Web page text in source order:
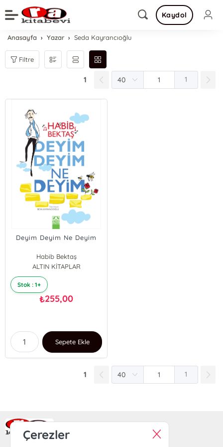
Kaydol
Anasayfa Yazar Seda Kayrancıoğlu
Filtre
1 1
Deyim Deyim Ne Deyim
Habib Bektaş
ALTIN KİTAPLAR
Stok : 1+
₺255,00
Sepete Ekle
1 1
Ra Yayın Kitabevi
Çerezler